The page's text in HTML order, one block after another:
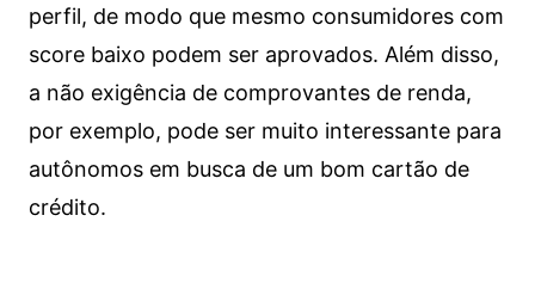
perfil, de modo que mesmo consumidores com
score baixo podem ser aprovados. Além disso,
a não exigência de comprovantes de renda,
por exemplo, pode ser muito interessante para
autônomos em busca de um bom cartão de
crédito.